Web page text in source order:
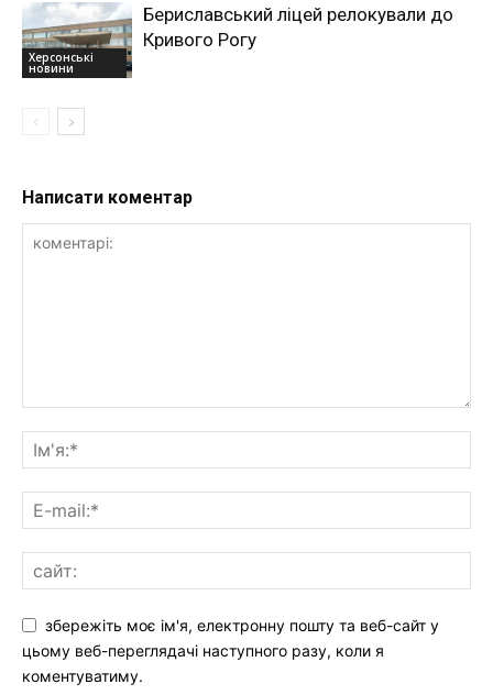
Херсонські
новини
Бериславський ліцей релокували до
Кривого Рогу
Написати коментар
збережіть моє ім'я, електронну пошту та веб-сайт у
цьому веб-переглядачі наступного разу, коли я
коментуватиму.